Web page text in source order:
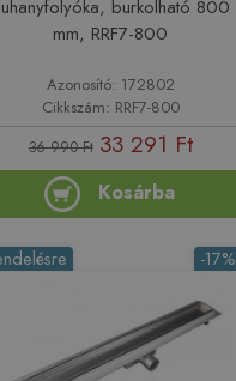
burkolható 800
mm, RRF7-800
Azonosító: 172802
Cikkszám: RRF7-800
36 990 Ft 33 291 Ft
Kosárba
-17%